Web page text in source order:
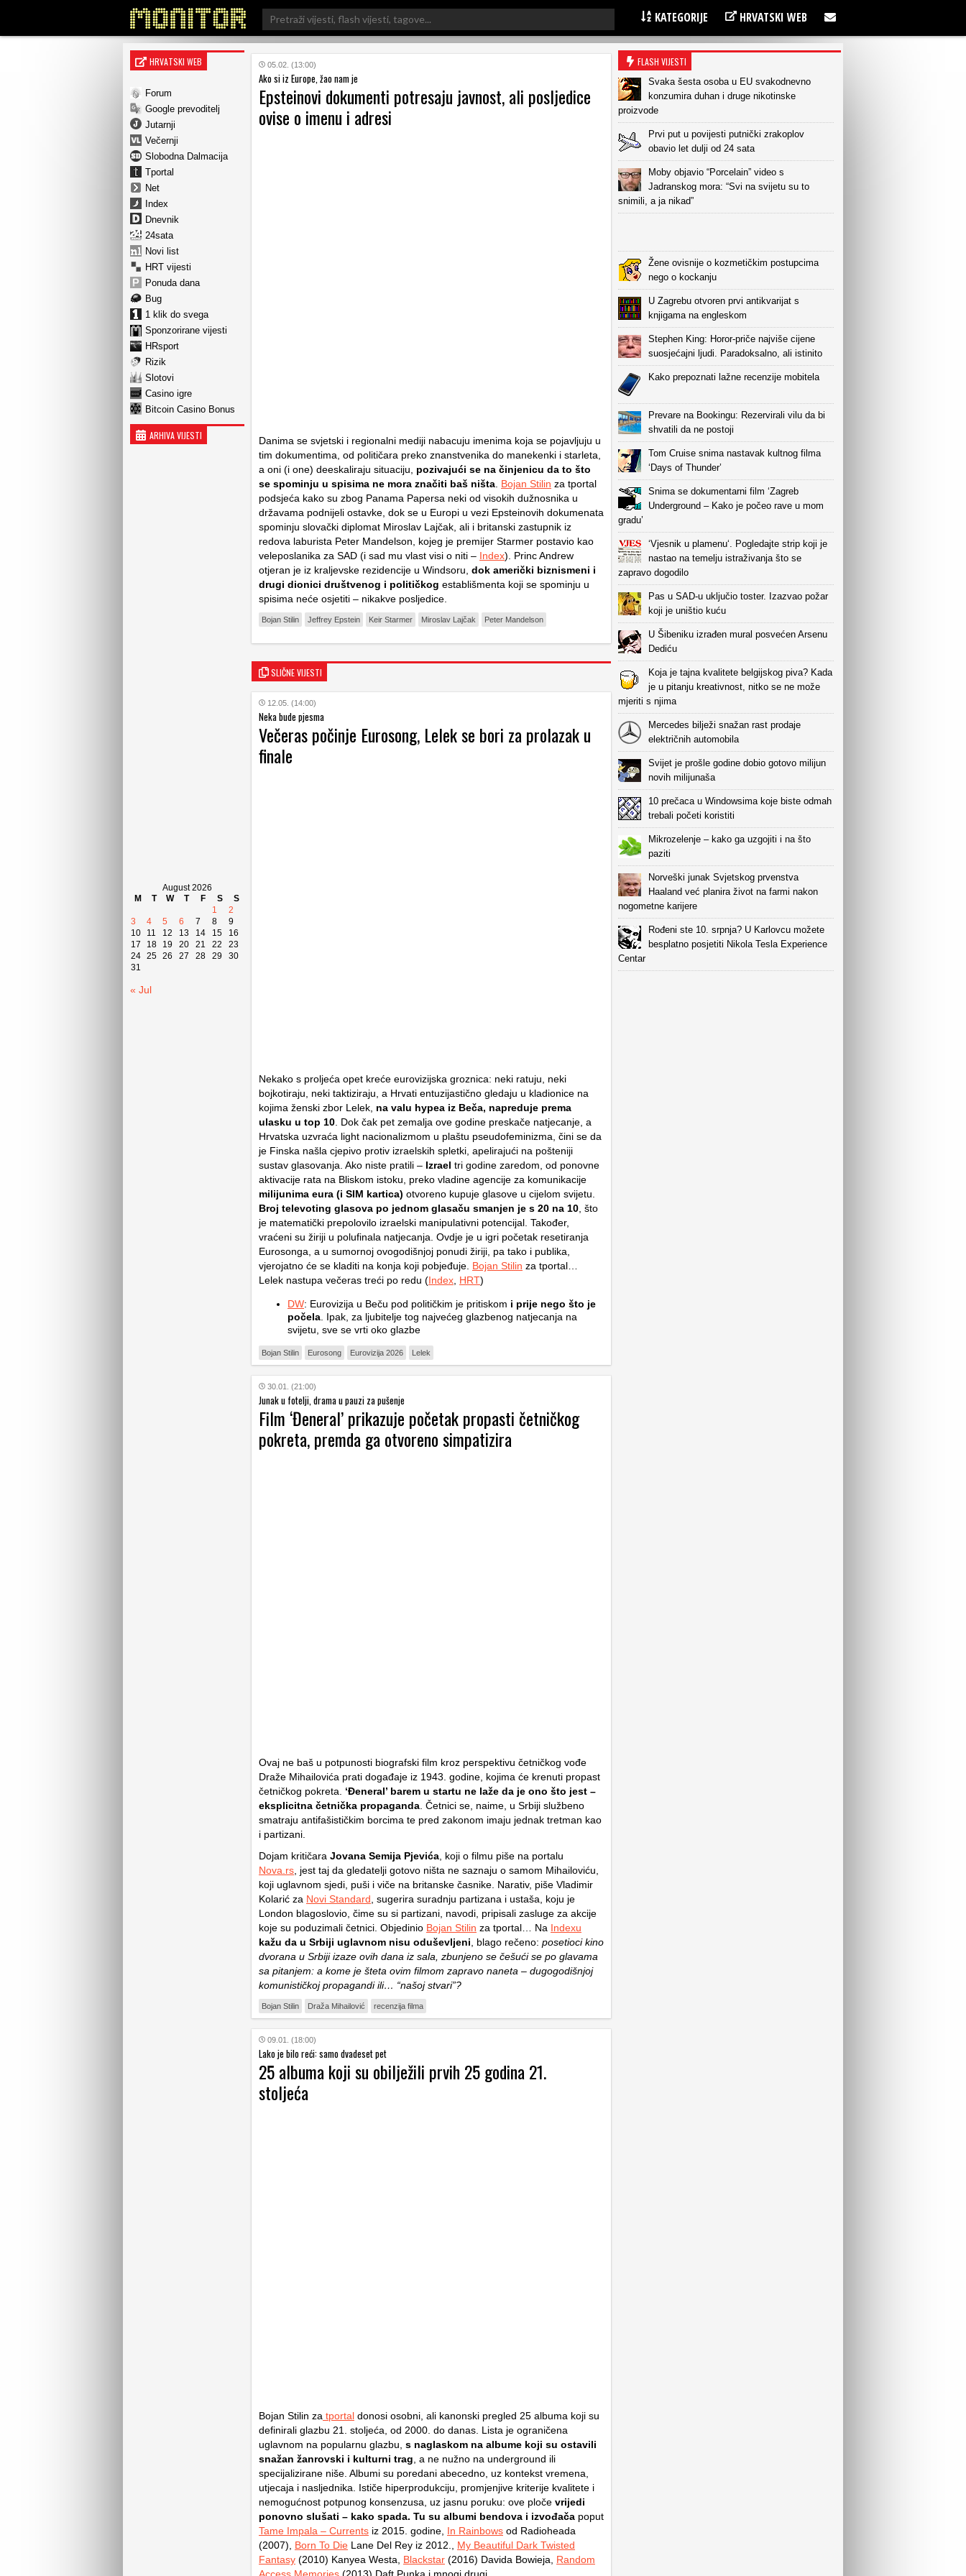
Search
for:
KATEGORIJE HRVATSKI WEB
HRVATSKI WEB
Forum
Google prevoditelj
Jutarnji
Večernji
Slobodna Dalmacija
Tportal
Net
Index
Dnevnik
24sata
Novi list
HRT vijesti
Ponuda dana
Bug
1 klik do svega
Sponzorirane vijesti
HRsport
Rizik
Slotovi
Casino igre
Bitcoin Casino Bonus
ARHIVA VIJESTI
August 2026
M
T W T F S
S
1
2
3
4 5 6 7 8
9
10
11 12 13 14 15
16
17
18 19 20 21 22
23
24 25 26 27 28 29
30
31
« Jul
05.02. (13:00)
Ako si iz Europe, žao nam je
Epsteinovi dokumenti potresaju javnost, ali posljedice
ovise o imenu i adresi
Danima se svjetski i regionalni mediji nabacuju imenima koja se pojavljuju u
tim dokumentima, od političara preko znanstvenika do manekenki i starleta,
a oni (i one) deeskaliraju situaciju, pozivajući se na činjenicu da to što
se spominju u spisima ne mora značiti baš ništa Bojan Stilin za tportal
podsjeća kako su zbog Panama Papersa neki od visokih dužnosnika u
državama podnijeli ostavke, dok se u Europi u vezi Epsteinovih dokumenata
spominju slovački diplomat Miroslav Lajčak, ali i britanski zastupnik iz
redova laburista Peter Mandelson, kojeg je premijer Starmer postavio kao
veleposlanika za SAD (i sad mu vlast visi o niti – Index). Princ Andrew
otjeran je iz kraljevske rezidencije u Windsoru, dok američki biznismeni i
drugi dionici društvenog i političkog establišmenta koji se spominju u
spisima neće osjetiti – nikakve posljedice.
Bojan Stilin Jeffrey Epstein Keir Starmer Miroslav Lajčak Peter Mandelson
SLIČNE VIJESTI
12.05. (14:00)
Neka bude pjesma
Večeras počinje Eurosong, Lelek se bori za prolazak u
finale
Nekako s proljeća opet kreće eurovizijska groznica: neki ratuju, neki
bojkotiraju, neki taktiziraju, a Hrvati entuzijastično gledaju u kladionice na
kojima ženski zbor Lelek, na valu hypea iz Beča, napreduje prema
ulasku u top 10 . Dok čak pet zemalja ove godine preskače natjecanje, a
Hrvatska uzvraća light nacionalizmom u plaštu pseudofeminizma, čini se da
je Finska našla cjepivo protiv izraelskih spletki, apelirajući na pošteniji
sustav glasovanja. Ako niste pratili – Izrael tri godine zaredom, od ponovne
aktivacije rata na Bliskom istoku, preko vladine agencije za komunikacije
milijunima eura (i SIM kartica) otvoreno kupuje glasove u cijelom svijetu.
Broj televoting glasova po jednom glasaču smanjen je s 20 na 10 , što
je matematički prepolovilo izraelski manipulativni potencijal. Također,
vraćeni su žiriji u polufinala natjecanja. Ovdje je u igri početak resetiranja
Eurosonga, a u sumornoj ovogodišnjoj ponudi žiriji, pa tako i publika,
vjerojatno će se kladiti na konja koji pobjeđuje. Bojan Stilin za tportal…
Lelek nastupa večeras treći po redu (Index HRT)
DW: Eurovizija u Beču pod političkim je pritiskom i prije nego što je
počela . Ipak, za ljubitelje tog najvećeg glazbenog natjecanja na
svijetu, sve se vrti oko glazbe
Bojan Stilin Eurosong Eurovizija 2026 Lelek
30.01. (21:00)
Junak u fotelji, drama u pauzi za pušenje
Film ‘Đeneral’ prikazuje početak propasti četničkog
pokreta, premda ga otvoreno simpatizira
Ovaj ne baš u potpunosti biografski film kroz perspektivu četničkog vođe
Draže Mihailovića prati događaje iz 1943. godine, kojima će krenuti propast
četničkog pokreta.
‘Đeneral’ barem u startu ne laže da je ono što jest –
eksplicitna četnička propaganda . Četnici se, naime, u Srbiji službeno
smatraju antifašističkim borcima te pred zakonom imaju jednak tretman kao
i partizani.
Dojam kritičara Jovana Semija Pjevića , koji o filmu piše na portalu
Nova.rs , jest taj da gledatelji gotovo ništa ne saznaju o samom Mihailoviću,
koji uglavnom sjedi, puši i viče na britanske časnike. Narativ, piše Vladimir
Kolarić za Novi Standard , sugerira suradnju partizana i ustaša, koju je
London blagoslovio, čime su si partizani, navodi, pripisali zasluge za akcije
koje su poduzimali četnici. Objedinio Bojan Stilin za tportal… Na Indexu
kažu da u Srbiji uglavnom nisu oduševljeni , blago rečeno: posetioci kino
dvorana u Srbiji izaze ovih dana iz sala, zbunjeno se češući se po glavama
sa pitanjem: a kome je šteta ovim filmom zapravo naneta – dugogodišnjoj
komunističkoj propagandi ili… “našoj stvari”?
Bojan Stilin Draža Mihailović recenzija filma
09.01. (18:00)
Lako je bilo reći: samo dvadeset pet
25 albuma koji su obilježili prvih 25 godina 21.
stoljeća
Bojan Stilin za tportal donosi osobni, ali kanonski pregled 25 albuma koji su
definirali glazbu 21. stoljeća, od 2000. do danas. Lista je ograničena
uglavnom na popularnu glazbu, s naglaskom na albume koji su ostavili
snažan žanrovski i kulturni trag , a ne nužno na underground ili
specijalizirane niše. Albumi su poredani abecedno, uz kontekst vremena,
utjecaja i nasljednika. Ističe hiperprodukciju, promjenjive kriterije kvalitete i
nemogućnost potpunog konsenzusa, uz jasnu poruku: ove ploče vrijedi
ponovno slušati – kako spada. Tu su albumi bendova i izvođača poput
Tame Impala – Currents iz 2015. godine, In Rainbows od Radioheada
(2007), Born To Die Lane Del Rey iz 2012., My Beautiful Dark Twisted
Fantasy (2010) Kanyea Westa, Blackstar (2016) Davida Bowieja, Random
FLASH VIJESTI
Svaka šesta osoba u EU svakodnevno
konzumira duhan i druge nikotinske
proizvode
Prvi put u povijesti putnički zrakoplov
obavio let dulji od 24 sata
Moby objavio “Porcelain” video s
Jadranskog mora: “Svi na svijetu su to
snimili, a ja nikad”
Žene ovisnije o kozmetičkim postupcima
nego o kockanju
U Zagrebu otvoren prvi antikvarijat s
knjigama na engleskom
Stephen King: Horor-priče najviše cijene
suosjećajni ljudi. Paradoksalno, ali istinito
Kako prepoznati lažne recenzije mobitela
Prevare na Bookingu: Rezervirali vilu da bi
shvatili da ne postoji
Tom Cruise snima nastavak kultnog filma
‘Days of Thunder’
Snima se dokumentarni film ‘Zagreb
Underground – Kako je počeo rave u mom
gradu’
‘Vjesnik u plamenu‘. Pogledajte strip koji je
nastao na temelju istraživanja što se
zapravo dogodilo
Pas u SAD-u uključio toster. Izazvao požar
koji je uništio kuću
U Šibeniku izrađen mural posvećen Arsenu
Dediću
Koja je tajna kvalitete belgijskog piva? Kada
je u pitanju kreativnost, nitko se ne može
mjeriti s njima
Mercedes bilježi snažan rast prodaje
električnih automobila
Svijet je prošle godine dobio gotovo milijun
novih milijunaša
10 prečaca u Windowsima koje biste odmah
trebali početi koristiti
Mikrozelenje – kako ga uzgojiti i na što
paziti
Norveški junak Svjetskog prvenstva
Haaland već planira život na farmi nakon
nogometne karijere
Rođeni ste 10. srpnja? U Karlovcu možete
besplatno posjetiti Nikola Tesla Experience
Centar